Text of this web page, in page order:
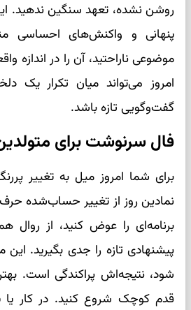
روشن نشده، تعهد سنگین ندهید.
پنهانی و واکنش‌های احساسی
موضوعی ناراحتید، آن را در اندازه
امروز می‌تواند میان تکرار یک
گفت‌وگویی تازه باشد.
فال سرنوشت برای
برای شما امروز میل به تغییر
نمادین روز از تغییر حساب‌شده
برنامه‌ای را عوض کنید، از روال
پیشنهادی تازه را جدی بگیرید. این
شود، نتیجه‌اش پراکندگی است.
قدم کوچک شروع کنید. در کار یا